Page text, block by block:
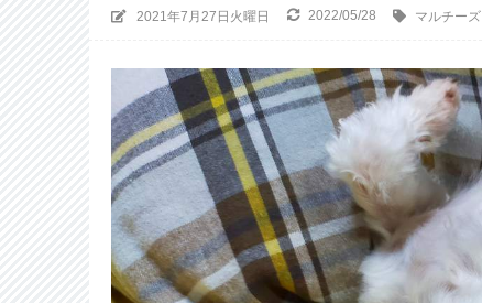
2021年7月27日火曜日 2022/05/28 マルチーズ